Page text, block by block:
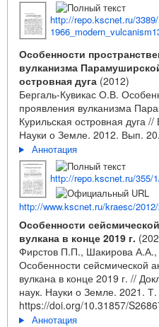
http://repo.kscnet.ru/
Особенности
вулканизма
островная дуга (2012)
Бергаль-Кувикас О.В.
проявления вулканизма
Курильская островная дуга
Науки о Земле. 2012. Вып.
Аннотация
http://repo.kscnet.ru/355/
http://www.kscnet.ru/kraesc/
Особенности
вулкана в конце 2019 г.
Фирстов П.П., Шакирова
Особенности сейсмической
вулкана в конце 2019 г. //
наук. Науки о Земле. 2021.
https://doi.org/10.31857/
Аннотация